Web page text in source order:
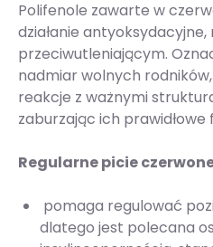
Polifenole zawarte w
działanie
przeciwutleniającym.
nadmiar wolnych
reakcje z ważnymi
zaburzając ich prawidłowe
Regularne picie
pomaga regulować
dlatego jest polecana